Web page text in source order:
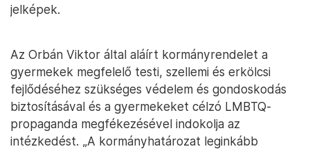
jelképek.
Az Orbán Viktor által aláírt kormányrendelet a
gyermekek megfelelő testi, szellemi és erkölcsi
fejlődéséhez szükséges védelem és gondoskodás
biztosításával és a gyermekeket célzó LMBTQ-
propaganda megfékezésével indokolja az
intézkedést. „A kormányhatározat leginkább